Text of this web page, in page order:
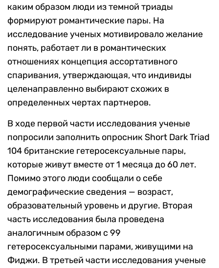
каким образом люди из темной триады
формируют романтические пары. На
исследование ученых мотивировало желание
понять, работает ли в романтических
отношениях концепция ассортативного
спаривания, утверждающая, что индивиды
целенаправленно выбирают схожих в
определенных чертах партнеров.
В ходе первой части исследования ученые
попросили заполнить опросник Short Dark Triad
104 британские гетеросексуальные пары,
которые живут вместе от 1 месяца до 60 лет.
Помимо этого люди сообщали о себе
демографические сведения — возраст,
образовательный уровень и другие. Вторая
часть исследования была проведена
аналогичным образом с 99
гетеросексуальными парами, живущими на
Фиджи. В третьей части исследования ученые